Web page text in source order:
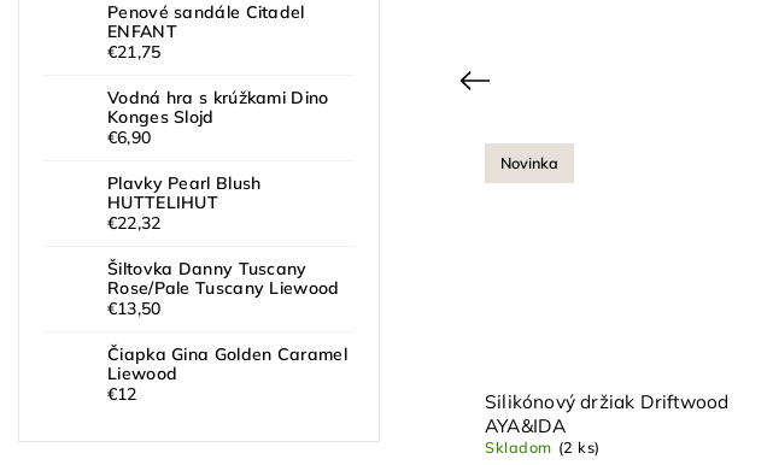
Penové sandále Citadel
ENFANT
€21,75
Vodná hra s krúžkami Dino
Konges Slojd
€6,90
Plavky Pearl Blush
HUTTELIHUT
€22,32
Šiltovka Danny Tuscany
Rose/Pale Tuscany Liewood
€13,50
Čiapka Gina Golden Caramel
Liewood
€12
Previous
Silikónový držiak Soft Rose
Skladom (>3 ks)
Novinka
Silikónový držiak Driftwood
AYA&IDA
Skladom (2 ks)